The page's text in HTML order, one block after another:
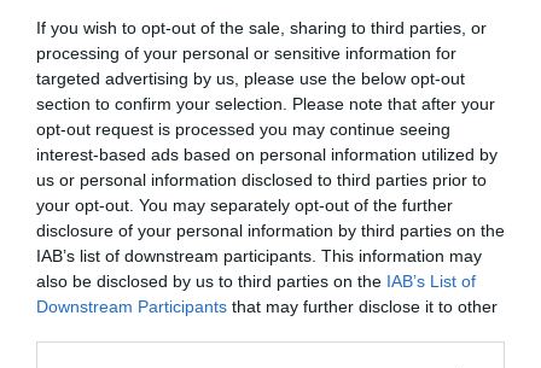
If you wish to opt-out of the sale, sharing to third parties, or
processing of your personal or sensitive information for
targeted advertising by us, please use the below opt-out
section to confirm your selection. Please note that after your
opt-out request is processed you may continue seeing
interest-based ads based on personal information utilized by
us or personal information disclosed to third parties prior to
your opt-out. You may separately opt-out of the further
disclosure of your personal information by third parties on the
IAB’s list of downstream participants. This information may
also be disclosed by us to third parties on the IAB’s List of
Downstream Participants that may further disclose it to other
Hirdetés